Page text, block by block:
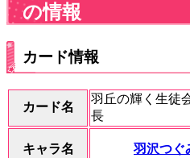
の情報
カード情報
カード名
羽丘の輝く生徒
長
キャラ名 羽沢つぐ